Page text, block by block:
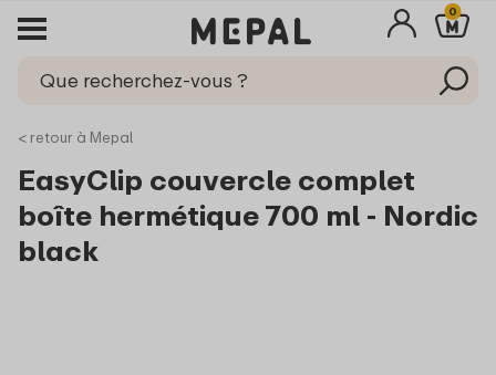
0
< retour à Mepal
EasyClip couvercle complet
boîte hermétique 700 ml - Nordic
black